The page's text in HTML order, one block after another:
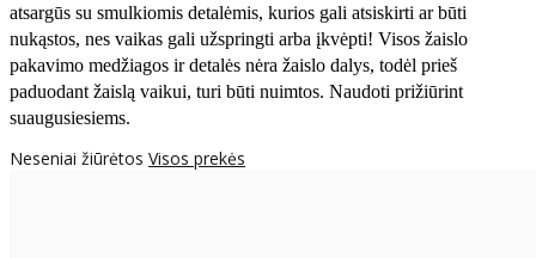
atsargūs su smulkiomis detalėmis, kurios gali atsiskirti ar būti
nukąstos, nes vaikas gali užspringti arba įkvėpti! Visos žaislо
pakavimo medžiagos ir detalės nėra žaislo dalys, todėl prieš
paduodant žaislą vaikui, turi būti nuimtos. Naudoti prižiūrint
suaugusiesiems.
Neseniai žiūrėtos Visos prekės